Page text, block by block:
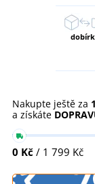
Nakupte ještě za
a získáte
0 Kč / 1 799 Kč